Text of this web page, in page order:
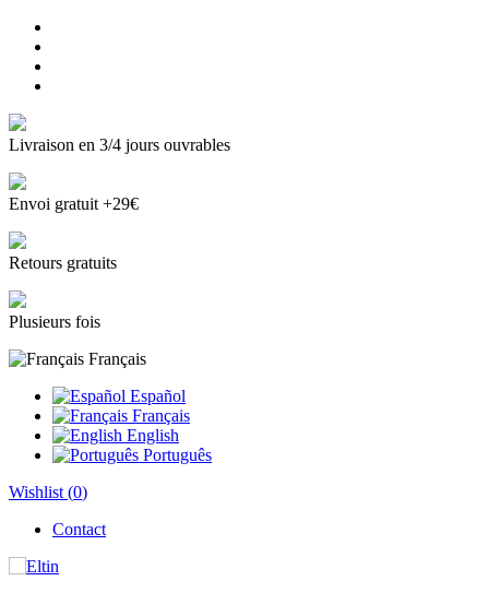
Livraison en 3/4 jours ouvrables
Envoi gratuit +29€
Retours gratuits
Plusieurs fois
Français
Español
Français
English
Português
Wishlist (0)
Contact